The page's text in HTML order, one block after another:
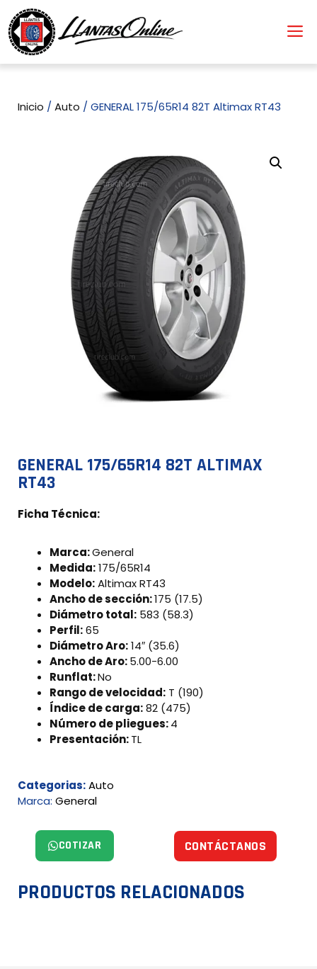
Inicio / Auto / GENERAL 175/65R14 82T Altimax RT43
GENERAL 175/65R14 82T ALTIMAX
RT43
Ficha Técnica:
Marca:General
Medida:175/65R14
Modelo:Altimax RT43
Ancho de sección:175 (17.5)
Diámetro total: 583 (58.3)
Perfil:65
Diámetro Aro:14″ (35.6)
Ancho de Aro:5.00-6.00
Runflat:No
Rango de velocidad: T (190)
Índice de carga:82 (475)
Número de pliegues:4
Presentación:TL
Categorias:Auto
Marca: General
COTIZAR CONTÁCTANOS
PRODUCTOS RELACIONADOS